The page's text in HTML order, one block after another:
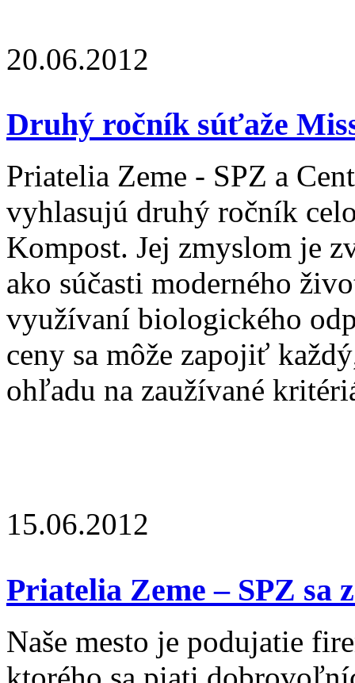
20.06.2012
Druhý ročník súťaže
Priatelia Zeme - SPZ a
vyhlasujú druhý ročník
Kompost. Jej zmyslom je
ako súčasti moderného
využívaní biologického
ceny sa môže zapojiť
ohľadu na zaužívané
15.06.2012
Priatelia Zeme – SPZ sa
Naše mesto je podujatie